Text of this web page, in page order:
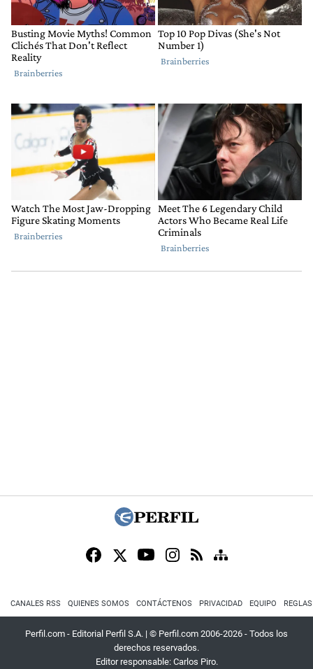
CANALES RSS QUIENES SOMOS CONTÁCTENOS PRIVACIDAD EQUIPO
Perfil.com - Editorial Perfil S.A. | © Perfil.com 2006-2026 - Todos los
derechos reservados.
Editor responsable: Carlos Piro.